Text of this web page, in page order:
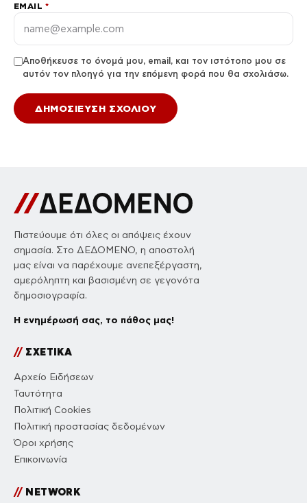
EMAIL *
Αποθήκευσε το όνομά μου, email, και τον ιστότοπο μου σε
αυτόν τον πλοηγό για την επόμενη φορά που θα σχολιάσω.
Πιστεύουμε ότι όλες οι απόψεις έχουν
σημασία. Στο ΔΕΔΟΜΕΝΟ, η αποστολή
μας είναι να παρέχουμε ανεπεξέργαστη,
αμερόληπτη και βασισμένη σε γεγονότα
δημοσιογραφία.
Η ενημέρωσή σας, το πάθος μας!
//ΣΧΕΤΙΚΑ
Αρχείο Ειδήσεων
Ταυτότητα
Πολιτική Cookies
Πολιτική προστασίας δεδομένων
Όροι χρήσης
Επικοινωνία
//NETWORK